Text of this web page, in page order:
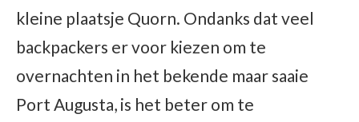
kleine plaatsje Quorn. Ondanks dat veel
backpackers er voor kiezen om te
overnachten in het bekende maar saaie
Port Augusta, is het beter om te